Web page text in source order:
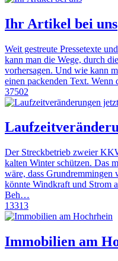
Ihr Artikel bei uns
Weit gestreute Pressetexte
kann man die Wege, durch
vorhersagen. Und wie kann
einen packenden Text.
37502
Der Streckbetrieb zweier
kalten Winter schützen. Das
wäre, dass Grundremmingen
könnte Windkraft und Strom
Beh…
13313
Immobilien am